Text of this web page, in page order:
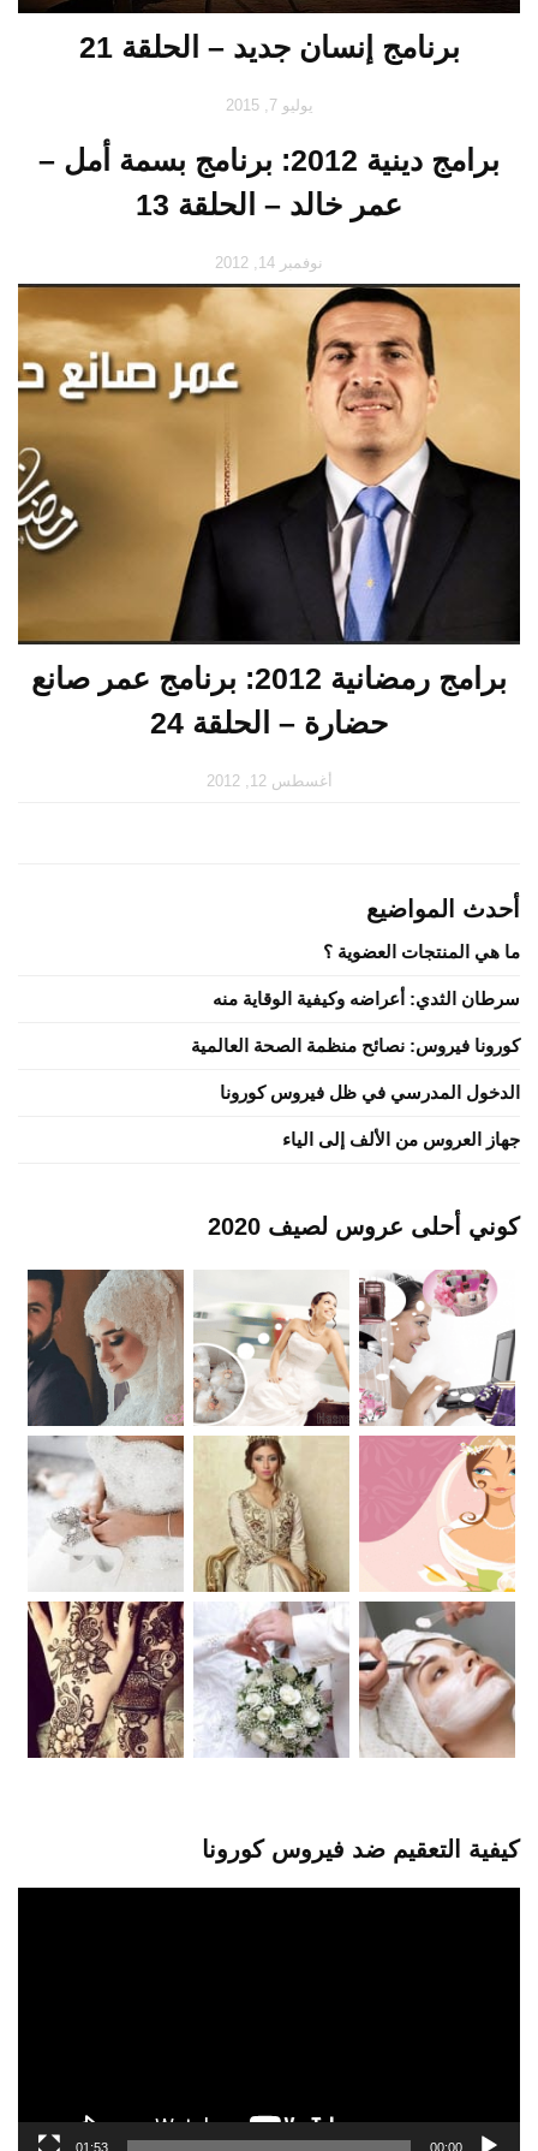
برنامج إنسان جديد – الحلقة 21
يوليو 7, 2015
برامج دينية 2012: برنامج بسمة أمل –
عمر خالد – الحلقة 13
نوفمبر 14, 2012
برامج رمضانية 2012: برنامج عمر صانع
حضارة – الحلقة 24
أغسطس 12, 2012
أحدث المواضيع
ما هي المنتجات العضوية ؟
سرطان الثدي: أعراضه وكيفية الوقاية منه
كورونا فيروس: نصائح منظمة الصحة العالمية
الدخول المدرسي في ظل فيروس كورونا
جهاز العروس من الألف إلى الياء
كوني أحلى عروس لصيف 2020
كيفية التعقيم ضد فيروس كورونا
00:00
01:53